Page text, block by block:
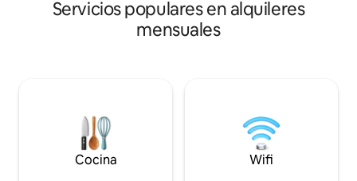
Servicios populares en alquileres
mensuales
Cocina Wifi